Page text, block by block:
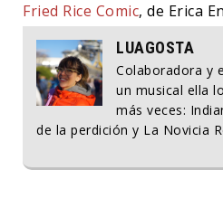
Fried Rice Comic, de Erica
LUAGOSTA
Colaboradora y
un musical ella
más veces:
de la perdición y La Novicia